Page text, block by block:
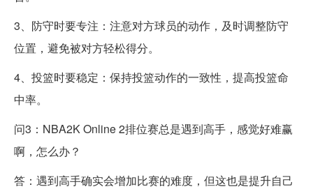
3、防守时要专注：注意对方球员的动作，及时调整防守
位置，避免被对方轻松得分。
4、投篮时要稳定：保持投篮动作的一致性，提高投篮命
中率。
问3：NBA2K Online 2排位赛总是遇到高手，感觉好难赢
啊，怎么办？
答：遇到高手确实会增加比赛的难度，但这也是提升自己